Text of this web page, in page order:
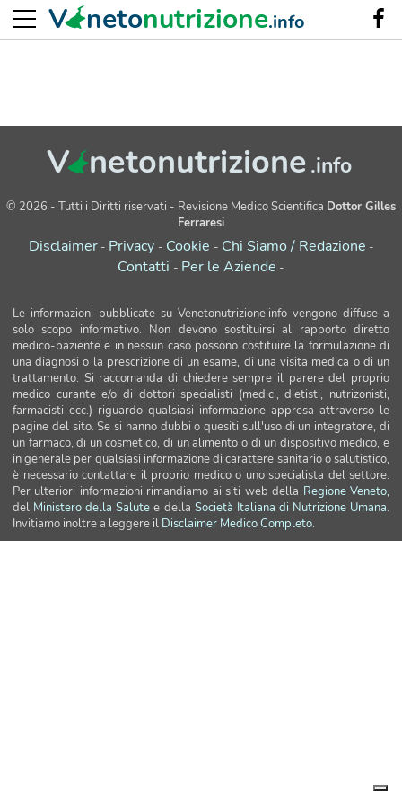
V netonutrizione.info
V netonutrizione.info
© 2026 - Tutti i Diritti riservati - Revisione Medico Scientifica Dottor Gilles
Ferraresi
Disclaimer- Privacy - Cookie - Chi Siamo / Redazione -
Contatti - Per le Aziende -
Le informazioni pubblicate su Venetonutrizione.info vengono diffuse a
solo scopo informativo. Non devono sostituirsi al rapporto diretto
medico-paziente e in nessun caso possono costituire la formulazione di
una diagnosi o la prescrizione di un esame, di una visita medica o di un
trattamento. Si raccomanda di chiedere sempre il parere del proprio
medico curante e/o di dottori specialisti (medici, dietisti, nutrizonisti,
farmacisti ecc.) riguardo qualsiasi informazione appresa attraverso le
pagine del sito. Se si hanno dubbi o quesiti sull'uso di un integratore, di
un farmaco, di un cosmetico, di un alimento o di un dispositivo medico, e
in generale per qualsiasi informazione di carattere sanitario o salutistico,
è necessario contattare il proprio medico o uno specialista del settore.
Per ulteriori informazioni rimandiamo ai siti web della Regione Veneto,
del Ministero della Salute e della Società Italiana di Nutrizione Umana.
Invitiamo inoltre a leggere il Disclaimer Medico Completo.